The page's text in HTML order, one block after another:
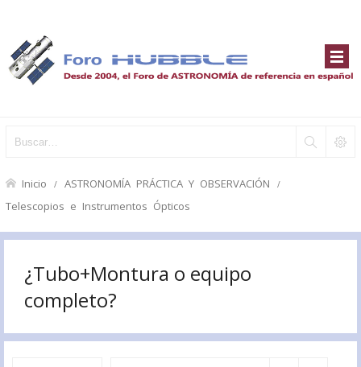
Inicio ASTRONOMÍA PRÁCTICA Y OBSERVACIÓN
Telescopios e Instrumentos Ópticos
¿Tubo+Montura o equipo
completo?